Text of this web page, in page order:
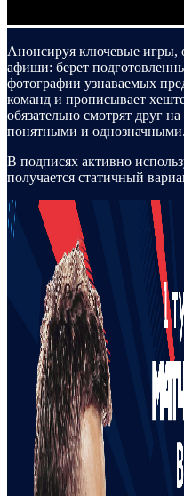
Анонсируя ключевые игры,
афиши: берет
фотографии узнаваемых
команд и прописывает
обязательно смотрят друг
понятными и однозначными.
В подписях активно
получается статичный